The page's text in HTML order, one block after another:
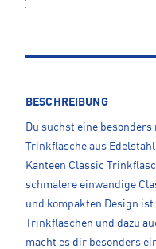
BESCHREIBUNG
Du suchst eine
Trinkflasche aus
Kanteen Classic
schmalere einwandige
und kompakten Design
Trinkflaschen und dazu
macht es dir besonders